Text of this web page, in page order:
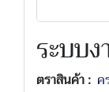
ระบบ
ตราสินค้า : ค